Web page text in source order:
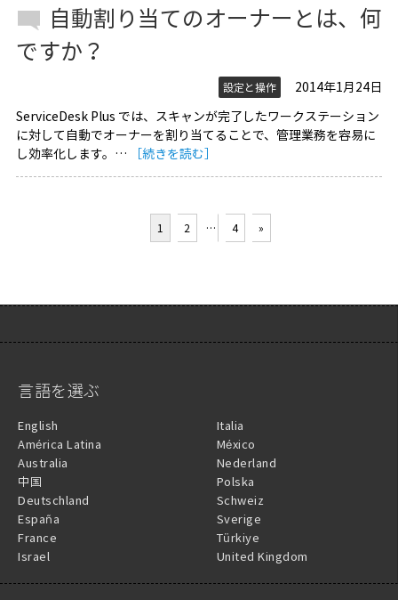
自動割り当てのオーナーとは、何
ですか？
設定と操作
2014年1月24日
ServiceDesk Plus では、スキャンが完了したワークステーション
に対して自動でオーナーを割り当てることで、管理業務を容易に
し効率化します。…
［続きを読む］
1 2 … 4 »
言語を選ぶ
English
América Latina
Australia
中国
Deutschland
España
France
Israel
Italia
México
Nederland
Polska
Schweiz
Sverige
Türkiye
United Kingdom